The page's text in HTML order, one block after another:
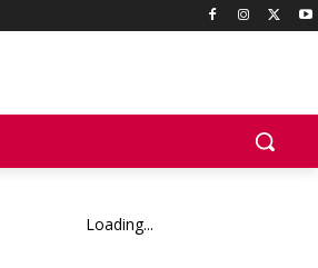
Loading...